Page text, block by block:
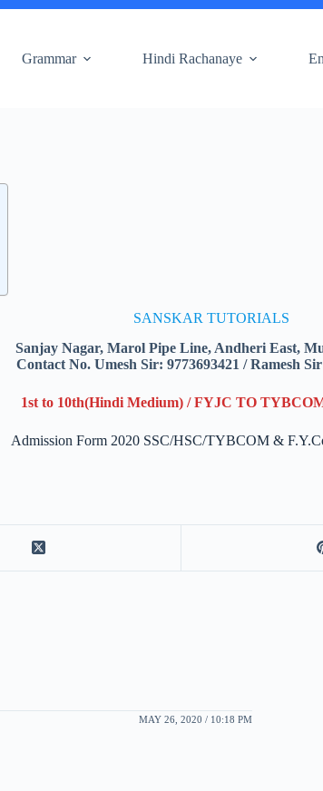
Grammar Hindi Rachanaye
SANSKAR TUTORIALS
Sanjay Nagar, Marol Pipe Line, Andheri East,
Contact No. Umesh Sir: 9773693421 / Ramesh
1st to 10th(Hindi Medium) / FYJC TO
Admission Form 2020 SSC/HSC/TYBCOM &
MAY 26, 2020 / 10:18 PM